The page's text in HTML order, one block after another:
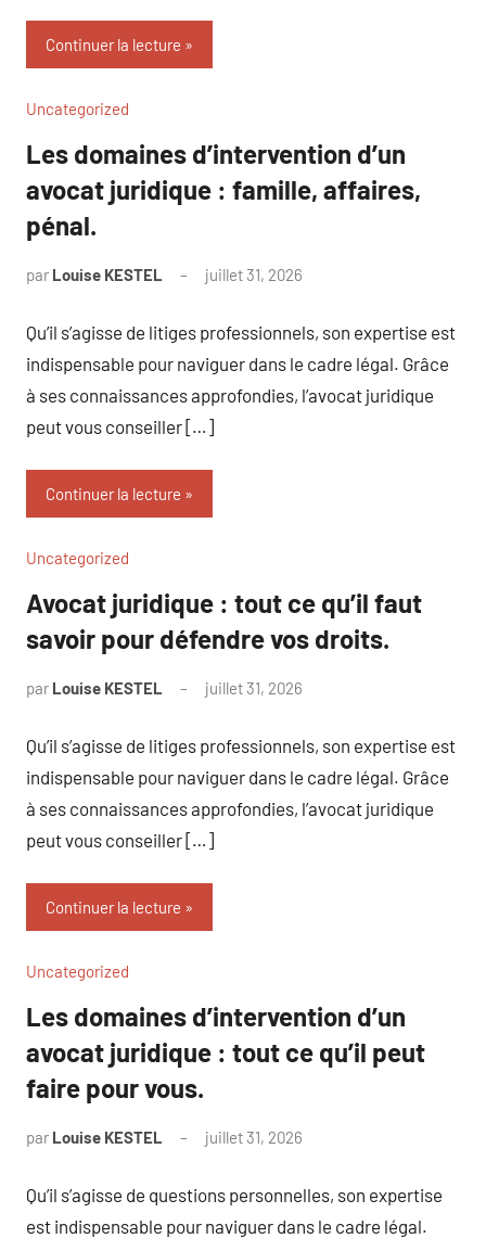
Continuer la lecture
Uncategorized
Les domaines d’intervention d’un
avocat juridique : famille, affaires,
pénal.
par Louise KESTEL juillet 31, 2026
Qu’il s’agisse de litiges professionnels, son expertise est
indispensable pour naviguer dans le cadre légal. Grâce
à ses connaissances approfondies, l’avocat juridique
peut vous conseiller […]
Continuer la lecture
Uncategorized
Avocat juridique : tout ce qu’il faut
savoir pour défendre vos droits.
par Louise KESTEL juillet 31, 2026
Qu’il s’agisse de litiges professionnels, son expertise est
indispensable pour naviguer dans le cadre légal. Grâce
à ses connaissances approfondies, l’avocat juridique
peut vous conseiller […]
Continuer la lecture
Uncategorized
Les domaines d’intervention d’un
avocat juridique : tout ce qu’il peut
faire pour vous.
par Louise KESTEL juillet 31, 2026
Qu’il s’agisse de questions personnelles, son expertise
est indispensable pour naviguer dans le cadre légal.